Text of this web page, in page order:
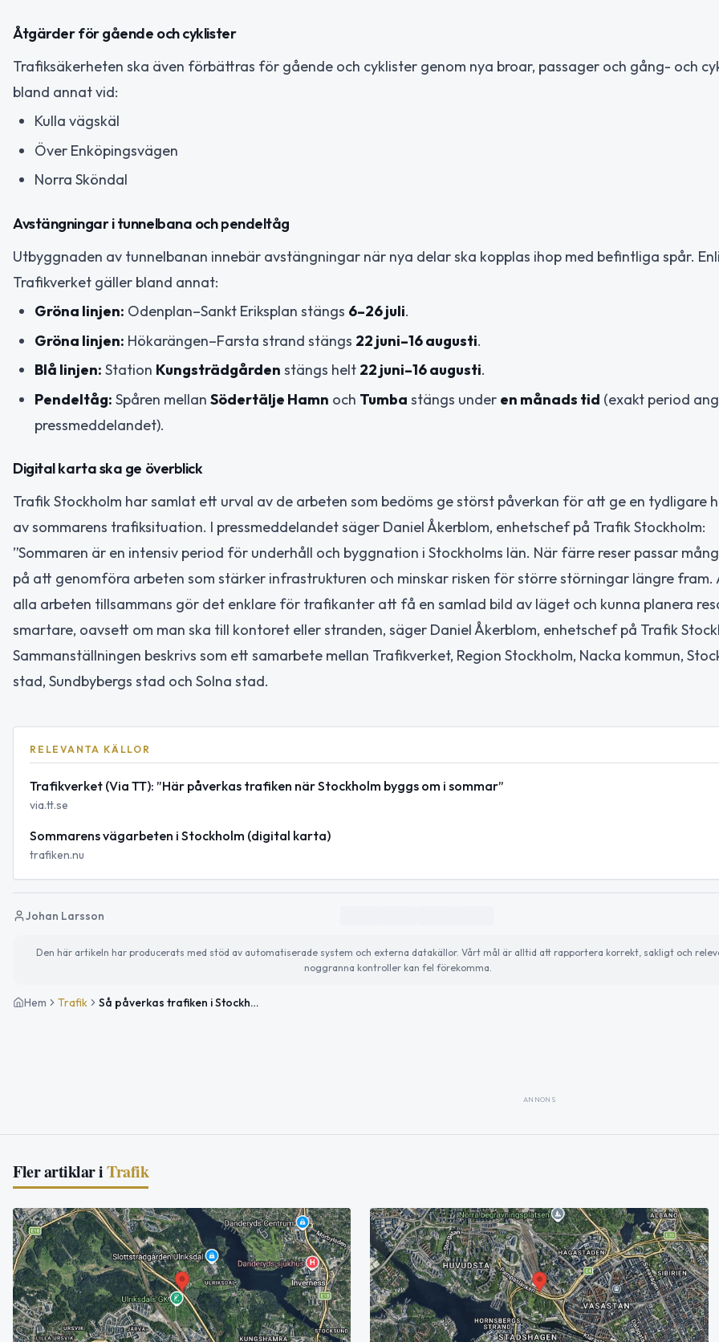
Åtgärder för gående och cyklister
Trafiksäkerheten ska även förbättras för gående och cyklister genom nya broar, passager och gång- och
bland annat vid:
Kulla vägskäl
Över Enköpingsvägen
Norra Sköndal
Avstängningar i tunnelbana och pendeltåg
Utbyggnaden av tunnelbanan innebär avstängningar när nya delar ska kopplas ihop med befintliga spår.
Trafikverket gäller bland annat:
Gröna linjen: Odenplan–Sankt Eriksplan stängs 6–26 juli.
Gröna linjen: Hökarängen–Farsta strand stängs 22 juni–16 augusti.
Blå linjen: Station Kungsträdgården stängs helt 22 juni–16 augusti.
Pendeltåg: Spåren mellan Södertälje Hamn och Tumba stängs under en månads tid (exakt period
pressmeddelandet).
Digital karta ska ge överblick
Trafik Stockholm har samlat ett urval av de arbeten som bedöms ge störst påverkan för att ge en tydligare
av sommarens trafiksituation. I pressmeddelandet säger Daniel Åkerblom, enhetschef på Trafik Stockholm:
”Sommaren är en intensiv period för underhåll och byggnation i Stockholms län. När färre reser passar
på att genomföra arbeten som stärker infrastrukturen och minskar risken för större störningar längre fram.
alla arbeten tillsammans gör det enklare för trafikanter att få en samlad bild av läget och kunna planera
smartare, oavsett om man ska till kontoret eller stranden, säger Daniel Åkerblom, enhetschef på Trafik
Sammanställningen beskrivs som ett samarbete mellan Trafikverket, Region Stockholm, Nacka kommun,
stad, Sundbybergs stad och Solna stad.
RELEVANTA KÄLLOR
Trafikverket (Via TT): ”Här påverkas trafiken när Stockholm byggs om i sommar”
via.tt.se
Sommarens vägarbeten i Stockholm (digital karta)
trafiken.nu
Johan Larsson
Den här artikeln har producerats med stöd av automatiserade system och externa datakällor. Vårt mål är alltid att rapportera korrekt, sakligt och
noggranna kontroller kan fel förekomma.
Hem Trafik Så påverkas trafiken i Stockholms län i sommar – avstängningar i tunnelbana och pendeltåg
ANNONS
Fler artiklar iTrafik